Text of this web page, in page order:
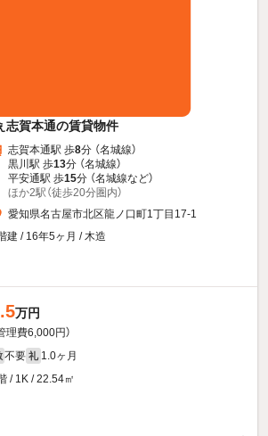
志賀本通の賃貸物件
志賀本通駅 歩8分 （名城線）
黒川駅 歩13分 （名城線）
平安通駅 歩15分 （名城線など）
ほか2駅（徒歩20分圏内）
愛知県名古屋市北区龍ノ口町1丁目17-1
建 / 16年5ヶ月 / 木造
万円
理費6,000円）
不要 礼 1.0ヶ月
/ 1K / 22.54㎡